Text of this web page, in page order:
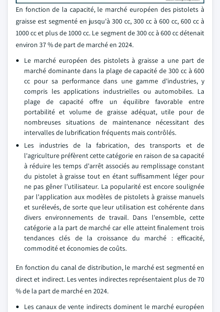
En fonction de la capacité, le marché européen des pistolets à
graisse est segmenté en jusqu'à 300 cc, 300 cc à 600 cc, 600 cc à
1000 cc et plus de 1000 cc. Le segment de 300 cc à 600 cc détenait
environ 37 % de part de marché en 2024.
Le marché européen des pistolets à graisse a une part de
marché dominante dans la plage de capacité de 300 cc à 600
cc pour sa performance dans une gamme d'industries, y
compris les applications industrielles ou automobiles. La
plage de capacité offre un équilibre favorable entre
portabilité et volume de graisse adéquat, utile pour de
nombreuses situations de maintenance nécessitant des
intervalles de lubrification fréquents mais contrôlés.
Les industries de la fabrication, des transports et de
l'agriculture préfèrent cette catégorie en raison de sa capacité
à réduire les temps d'arrêt associés au remplissage constant
du pistolet à graisse tout en étant suffisamment léger pour
ne pas gêner l'utilisateur. La popularité est encore soulignée
par l'application aux modèles de pistolets à graisse manuels
et surélevés, de sorte que leur utilisation est cohérente dans
divers environnements de travail. Dans l'ensemble, cette
catégorie a la part de marché car elle atteint finalement trois
tendances clés de la croissance du marché : efficacité,
commodité et économies de coûts.
En fonction du canal de distribution, le marché est segmenté en
direct et indirect. Les ventes indirectes représentaient plus de 70
% de la part de marché en 2024.
Les canaux de vente indirects dominent le marché européen